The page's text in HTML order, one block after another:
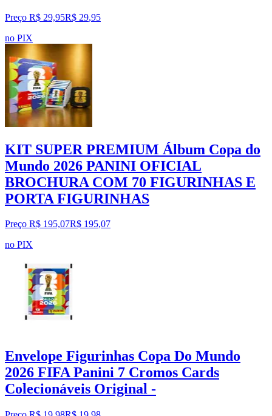
Preço R$ 29,95R$ 29,95
no PIX
KIT SUPER PREMIUM Álbum Copa do
Mundo 2026 PANINI OFICIAL
BROCHURA COM 70 FIGURINHAS E
PORTA FIGURINHAS
Preço R$ 195,07R$ 195,07
no PIX
Envelope Figurinhas Copa Do Mundo
2026 FIFA Panini 7 Cromos Cards
Colecionáveis Original -